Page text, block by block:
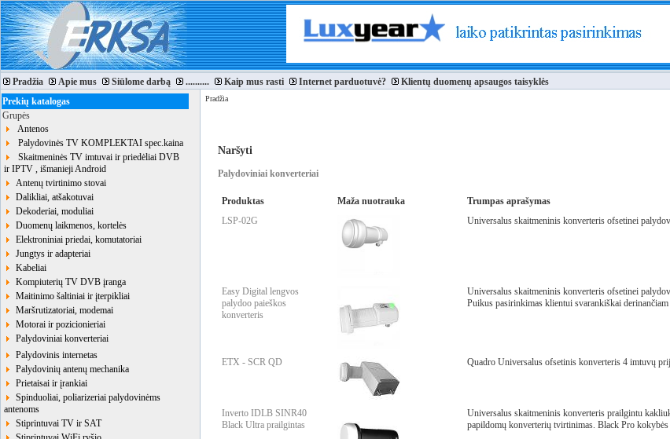
Pradžia Apie mus Siūlome darbą .......... Kaip mus rasti Internet parduotuvė?
Klientų duomenų apsaugos taisyklės
Prekių katalogas
Grupės
Antenos
Palydovinės TV KOMPLEKTAI spec.kaina
Skaitmeninės TV imtuvai ir priedėliai DVB
ir IPTV , išmanieji Android
Antenų tvirtinimo stovai
Dalikliai, atšakotuvai
Dekoderiai, moduliai
Duomenų laikmenos, kortelės
Elektroniniai priedai, komutatoriai
Jungtys ir adapteriai
Kabeliai
Kompiuterių TV DVB įranga
Maitinimo šaltiniai ir įterpikliai
Maršrutizatoriai, modemai
Motorai ir pozicionieriai
Palydoviniai konverteriai
Palydovinis internetas
Palydovinių antenų mechanika
Prietaisai ir įrankiai
Spinduoliai, poliarizeriai palydovinėms
antenoms
Stiprintuvai TV ir SAT
Pradžia
Naršyti
Palydoviniai konverteriai
Produktas Maža nuotrauka
Trumpas aprašymas
LSP-02G
Universalus skaitmeninis konverteris ofsetinei
Easy Digital lengvos
palydoo paieškos
konverteris
Universalus skaitmeninis konverteris ofsetinei
Puikus pasirinkimas klientui svarankiškai
ETX - SCR QD Quadro Universalus ofsetinis konverteris 4 imtuvų
Inverto IDLB SINR40
Black Ultra prailgintas
Universalus skaitmeninis konverteris prailgintu
papildomų konverterių tvirtinimas. Black Pro